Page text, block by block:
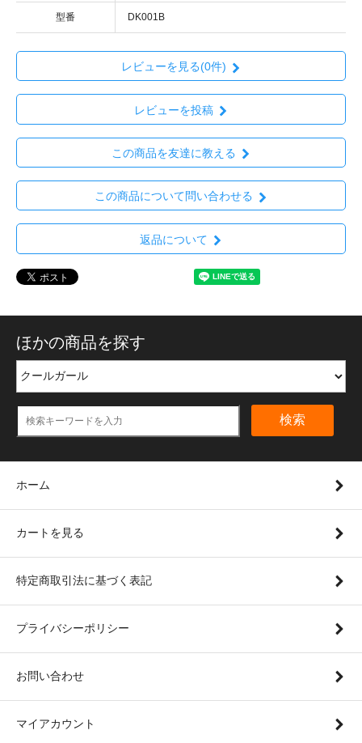
型番 DK001B
レビューを見る(0件)
レビューを投稿
この商品を友達に教える
この商品について問い合わせる
返品について
ほかの商品を探す
検索
ホーム
カートを見る
特定商取引法に基づく表記
プライバシーポリシー
お問い合わせ
マイアカウント